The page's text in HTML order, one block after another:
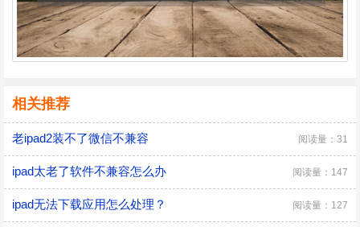
相关推荐
老ipad2装不了微信不兼容 阅读量：31
ipad太老了软件不兼容怎么办 阅读量：147
ipad无法下载应用怎么处理？ 阅读量：127